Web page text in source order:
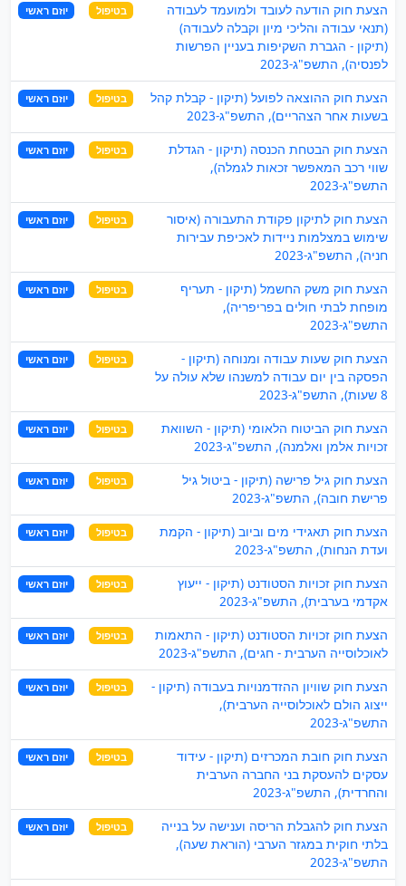
הצעת חוק הודעה לעובד ולמועמד לעבודה
(תנאי עבודה והליכי מיון וקבלה לעבודה)
(תיקון - הגברת השקיפות בעניין הפרשות
לפנסיה), התשפ"ג-2023
בטיפול יוזם ראשי
הצעת חוק ההוצאה לפועל (תיקון - קבלת קהל
בשעות אחר הצהריים), התשפ"ג-2023
בטיפול יוזם ראשי
הצעת חוק הבטחת הכנסה (תיקון - הגדלת
שווי רכב המאפשר זכאות לגמלה),
התשפ"ג-2023
בטיפול יוזם ראשי
הצעת חוק לתיקון פקודת התעבורה (איסור
שימוש במצלמות ניידות לאכיפת עבירות
חניה), התשפ"ג-2023
בטיפול יוזם ראשי
הצעת חוק משק החשמל (תיקון - תעריף
מופחת לבתי חולים בפריפריה),
התשפ"ג-2023
בטיפול יוזם ראשי
הצעת חוק שעות עבודה ומנוחה (תיקון -
הפסקה בין יום עבודה למשנהו שלא עולה על
8 שעות), התשפ"ג-2023
בטיפול יוזם ראשי
הצעת חוק הביטוח הלאומי (תיקון - השוואת
זכויות אלמן ואלמנה), התשפ"ג-2023
בטיפול יוזם ראשי
הצעת חוק גיל פרישה (תיקון - ביטול גיל
פרישת חובה), התשפ"ג-2023
בטיפול יוזם ראשי
הצעת חוק תאגידי מים וביוב (תיקון - הקמת
ועדת הנחות), התשפ"ג-2023
בטיפול יוזם ראשי
הצעת חוק זכויות הסטודנט (תיקון - ייעוץ
אקדמי בערבית), התשפ"ג-2023
בטיפול יוזם ראשי
הצעת חוק זכויות הסטודנט (תיקון - התאמות
לאוכלוסייה הערבית - חגים), התשפ"ג-2023
בטיפול יוזם ראשי
הצעת חוק שוויון ההזדמנויות בעבודה (תיקון -
ייצוג הולם לאוכלוסייה הערבית),
התשפ"ג-2023
בטיפול יוזם ראשי
הצעת חוק חובת המכרזים (תיקון - עידוד
עסקים להעסקת בני החברה הערבית
והחרדית), התשפ"ג-2023
בטיפול יוזם ראשי
הצעת חוק להגבלת הריסה וענישה על בנייה
בלתי חוקית במגזר הערבי (הוראת שעה),
התשפ"ג-2023
בטיפול יוזם ראשי